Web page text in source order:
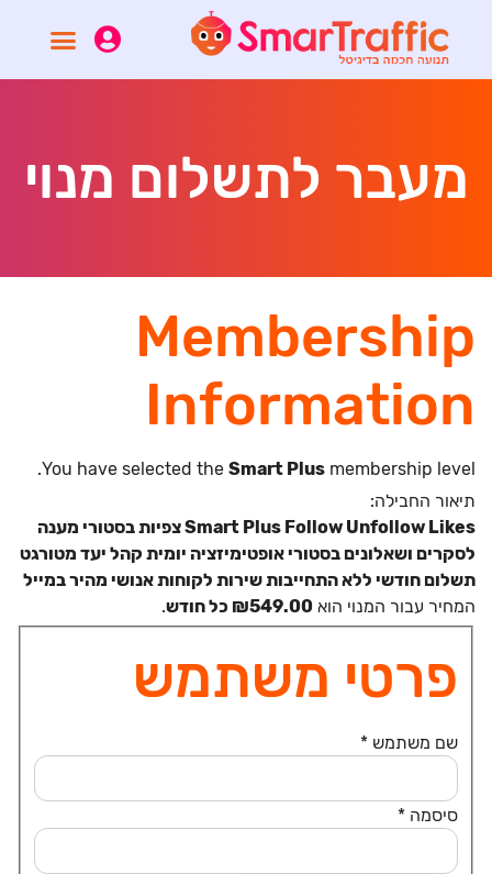
מעבר לתשלום מנוי
Membership
Information
You have selected the Smart Plus membership level.
תיאור החבילה:
Smart Plus Follow Unfollow Likes צפיות בסטורי מענה
לסקרים ושאלונים בסטוריאופטימיזציה יומית קהל יעד מטורגט
תשלום חודשי ללא התחייבות שירות לקוחות אנושי מהיר במייל
המחיר עבור המנוי הוא ₪549.00 כל ‎חודש .
פרטי משתמש
שם משתמש *
סיסמה *